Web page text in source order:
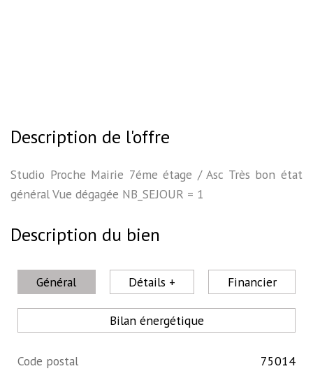
Description de l'offre
Studio Proche Mairie 7éme étage / Asc Très bon état
général Vue dégagée NB_SEJOUR = 1
Description du bien
Général Détails + Financier
Bilan énergétique
Label
Code postal
75014